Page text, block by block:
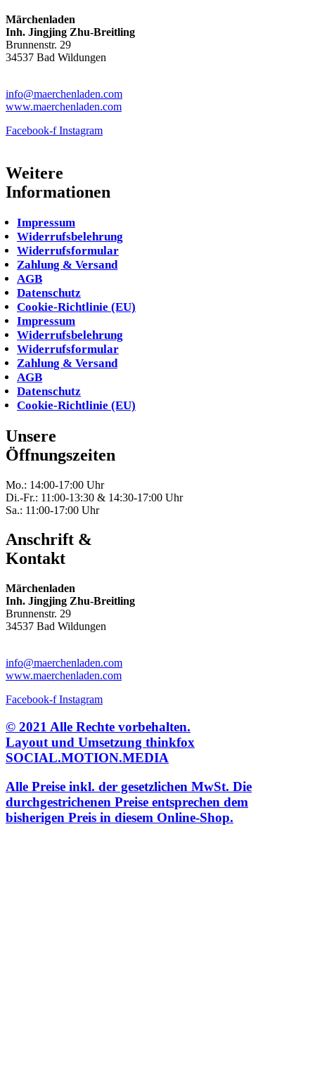
Märchenladen
Inh. Jingjing Zhu-Breitling
Brunnenstr. 29
34537 Bad Wildungen
info@maerchenladen.com
www.maerchenladen.com
Facebook-f Instagram
Weitere
Informationen
Impressum
Widerrufsbelehrung
Widerrufsformular
Zahlung & Versand
AGB
Datenschutz
Cookie-Richtlinie (EU)
Impressum
Widerrufsbelehrung
Widerrufsformular
Zahlung & Versand
AGB
Datenschutz
Cookie-Richtlinie (EU)
Unsere
Öffnungszeiten
Mo.: 14:00-17:00 Uhr
Di.-Fr.: 11:00-13:30 & 14:30-17:00 Uhr
Sa.: 11:00-17:00 Uhr
Anschrift &
Kontakt
Märchenladen
Inh. Jingjing Zhu-Breitling
Brunnenstr. 29
34537 Bad Wildungen
info@maerchenladen.com
www.maerchenladen.com
Facebook-f Instagram
© 2021 Alle Rechte vorbehalten.
Layout und Umsetzung thinkfox
SOCIAL.MOTION.MEDIA
Alle Preise inkl. der gesetzlichen MwSt. Die
durchgestrichenen Preise entsprechen dem
bisherigen Preis in diesem Online-Shop.